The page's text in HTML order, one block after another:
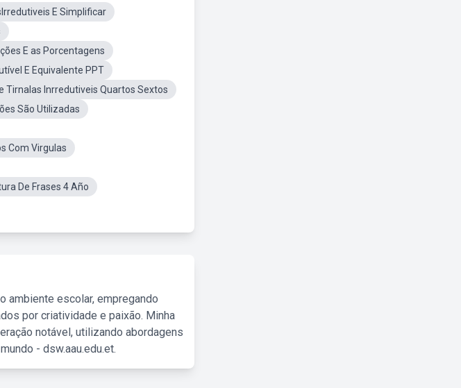
E Simplificar
E as Porcentagens
E Equivalente PPT
Tirnalas Inrredutiveis Quartos Sextos
São Utilizadas
Com Virgulas
De Frases 4 Año
ambiente escolar, empregando
por criatividade e paixão. Minha
notável, utilizando abordagens
- dsw.aau.edu.et.